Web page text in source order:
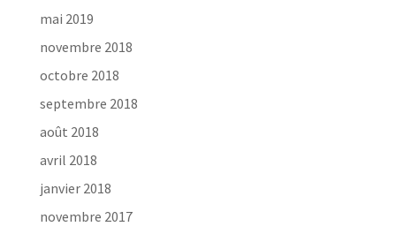
mai 2019
novembre 2018
octobre 2018
septembre 2018
août 2018
avril 2018
janvier 2018
novembre 2017